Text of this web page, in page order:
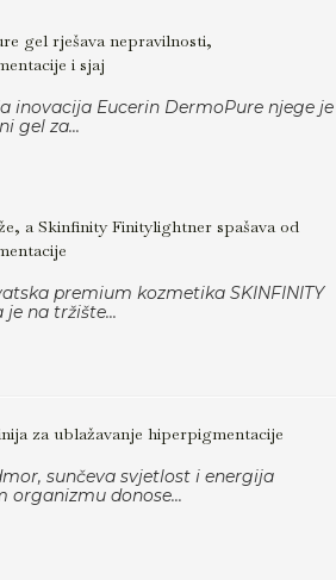
gel rješava nepravilnosti,
i sjaj
inovacija Eucerin DermoPure njege je
gel za...
a Skinfinity Finitylightner spašava od
premium kozmetika SKINFINITY
je na tržište...
za ublažavanje hiperpigmentacije
sunčeva svjetlost i energija
organizmu donose...